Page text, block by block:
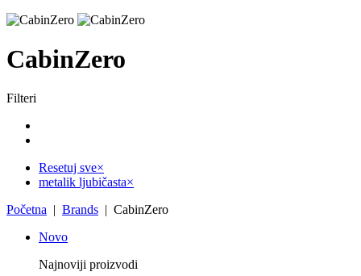
CabinZero
Filteri
Resetuj sve×
metalik ljubičasta×
Početna | Brands | CabinZero
Novo
Najnoviji proizvodi